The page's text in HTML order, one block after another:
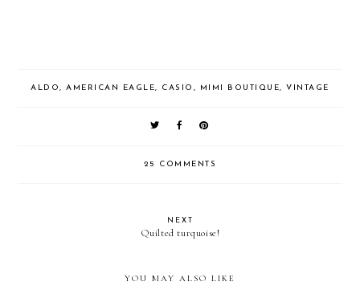
ALDO,AMERICAN EAGLE, CASIO , MIMI BOUTIQUE,VINTAGE
25 COMMENTS
NEXT
Quilted turquoise!
YOU MAY ALSO LIKE